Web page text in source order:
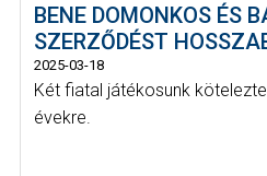
BENE DOMONKOS ÉS
SZERZŐDÉST
2025-03-18
Két fiatal játékosunk
évekre.